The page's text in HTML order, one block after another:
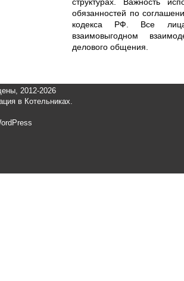
обязанностей по
кодекса РФ. Все лица
взаимовыгодном
делового общения.
2012-2026
в Котельниках.